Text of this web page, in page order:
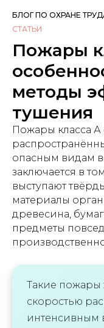
БЛОГ ПО ОХРАНЕ
СТАТЬИ
Пожары
методы
тушения
Пожары класса А
опасным видам
заключается в
выступают
материалы
древесина,
предметы
Такие пожары
скоростью
интенсивным